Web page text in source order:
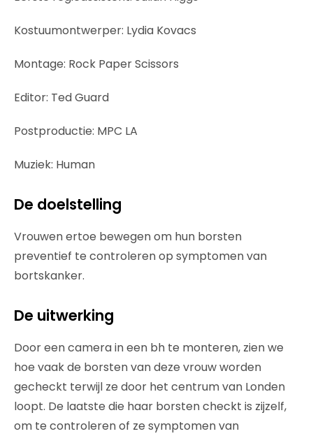
Kostuumontwerper: Lydia Kovacs
Montage: Rock Paper Scissors
Editor: Ted Guard
Postproductie: MPC LA
Muziek: Human
De doelstelling
Vrouwen ertoe bewegen om hun borsten
preventief te controleren op symptomen van
bortskanker.
De uitwerking
Door een camera in een bh te monteren, zien we
hoe vaak de borsten van deze vrouw worden
gecheckt terwijl ze door het centrum van Londen
loopt. De laatste die haar borsten checkt is zijzelf,
om te controleren of ze symptomen van